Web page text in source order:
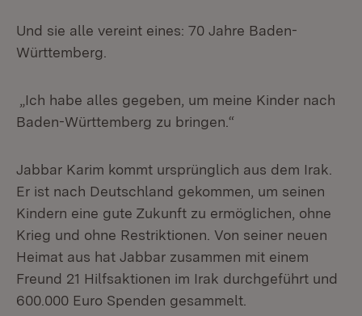
Und sie alle vereint eines: 70 Jahre Baden-
Württemberg.
„Ich habe alles gegeben, um meine Kinder nach
Baden-Württemberg zu bringen.“
Jabbar Karim kommt ursprünglich aus dem Irak.
Er ist nach Deutschland gekommen, um seinen
Kindern eine gute Zukunft zu ermöglichen, ohne
Krieg und ohne Restriktionen. Von seiner neuen
Heimat aus hat Jabbar zusammen mit einem
Freund 21 Hilfsaktionen im Irak durchgeführt und
600.000 Euro Spenden gesammelt.